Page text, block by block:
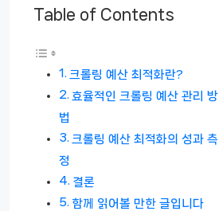
Table of Contents
크롤링 예산 최적화란?
효율적인 크롤링 예산 관리 방
법
크롤링 예산 최적화의 성과 측
정
결론
함께 읽어볼 만한 글입니다